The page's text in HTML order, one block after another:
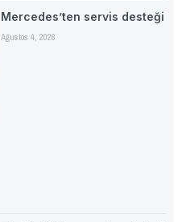
Mercedes’ten servis desteği
Ağustos 4, 2026